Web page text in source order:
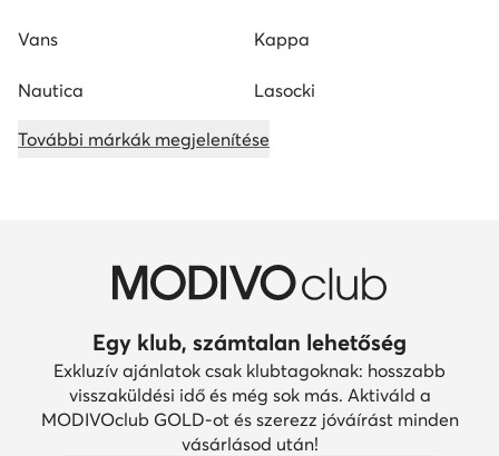
Vans Kappa
Nautica Lasocki
További márkák megjelenítése
Egy klub, számtalan lehetőség
Exkluzív ajánlatok csak klubtagoknak: hosszabb
visszaküldési idő és még sok más. Aktiváld a
MODIVOclub GOLD-ot és szerezz jóváírást minden
vásárlásod után!